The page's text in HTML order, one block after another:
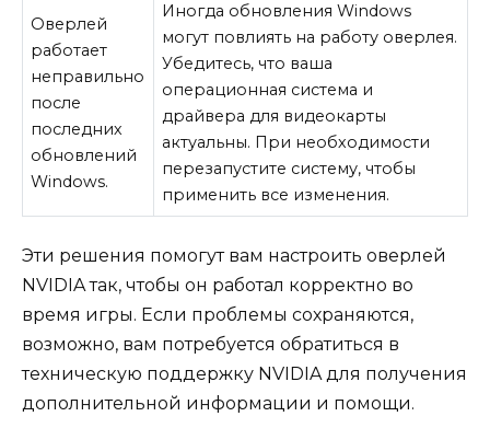
Оверлей
работает
неправильно
после
последних
обновлений
Windows.
Иногда обновления Windows
могут повлиять на работу оверлея.
Убедитесь, что ваша
операционная система и
драйвера для видеокарты
актуальны. При необходимости
перезапустите систему, чтобы
применить все изменения.
Эти решения помогут вам настроить оверлей
NVIDIA так, чтобы он работал корректно во
время игры. Если проблемы сохраняются,
возможно, вам потребуется обратиться в
техническую поддержку NVIDIA для получения
дополнительной информации и помощи.